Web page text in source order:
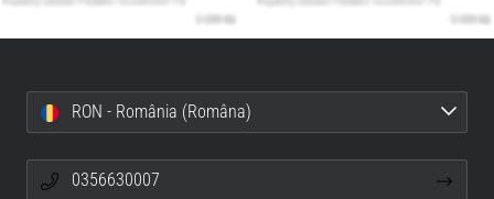
RON - România (Româna)
0356630007